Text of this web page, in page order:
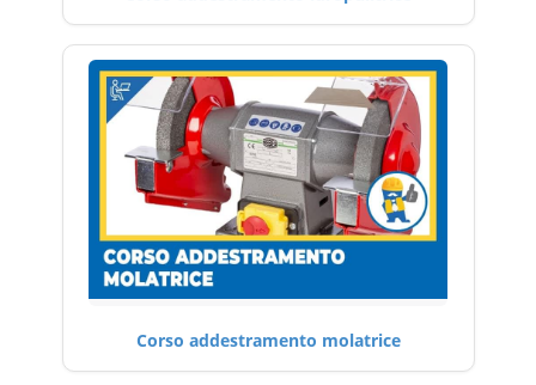
Corso addestramento molatrice